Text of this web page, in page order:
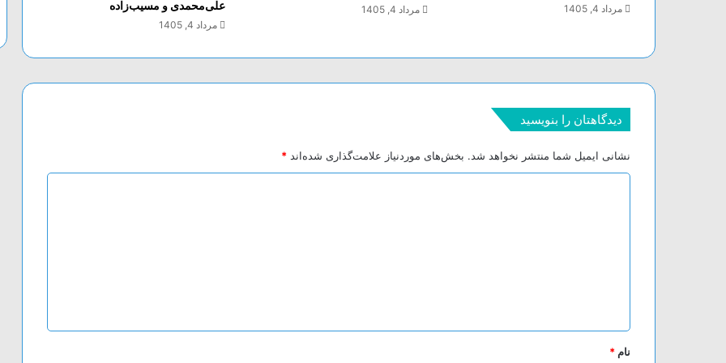
مرداد 4, 1405 مرداد 4, 1405
علی‌محمدی و مسیب‌زاده
مرداد 4, 1405
دیدگاهتان را بنویسید
نشانی ایمیل شما منتشر نخواهد شد. بخش‌های موردنیاز علامت‌گذاری شده‌اند *
*
نام *